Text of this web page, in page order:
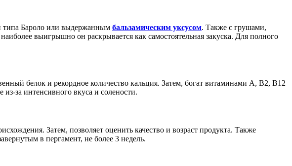
типа Бароло или выдержанным бальзамическим уксусом. Также с грушами,
выигрышно он раскрывается как самостоятельная закуска. Для полного
белок и рекордное количество кальция. Затем, богат витаминами A, B2, B12
за интенсивного вкуса и солености.
Затем, позволяет оценить качество и возраст продукта. Также
в пергамент, не более 3 недель.